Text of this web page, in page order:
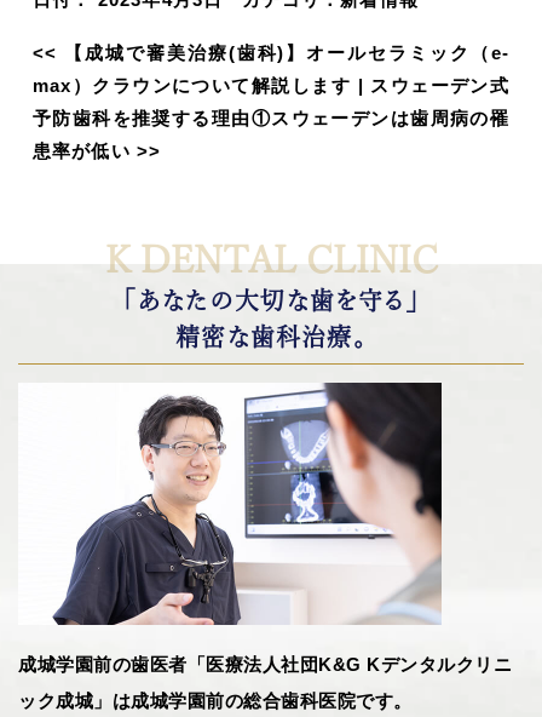
<< 【成城で審美治療(歯科)】オールセラミック（e-
max）クラウンについて解説します | スウェーデン式
予防歯科を推奨する理由①スウェーデンは歯周病の罹
患率が低い>>
K DENTAL CLINIC
「あなたの大切な歯を守る」
精密な歯科治療。
成城学園前の歯医者「医療法人社団K&G Kデンタルクリニ
ック成城」は成城学園前の総合歯科医院です。